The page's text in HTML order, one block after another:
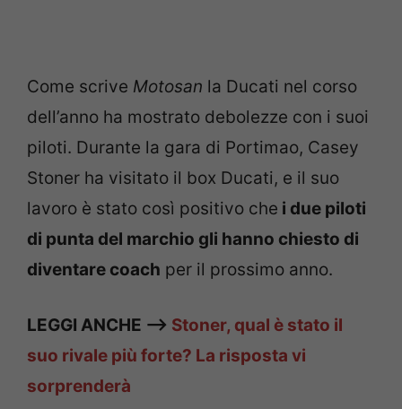
Come scrive Motosan la Ducati nel corso
dell’anno ha mostrato debolezze con i suoi
piloti. Durante la gara di Portimao, Casey
Stoner ha visitato il box Ducati, e il suo
lavoro è stato così positivo che i due piloti
di punta del marchio gli hanno chiesto di
diventare coach per il prossimo anno.
LEGGI ANCHE —> Stoner, qual è stato il
suo rivale più forte? La risposta vi
sorprenderà